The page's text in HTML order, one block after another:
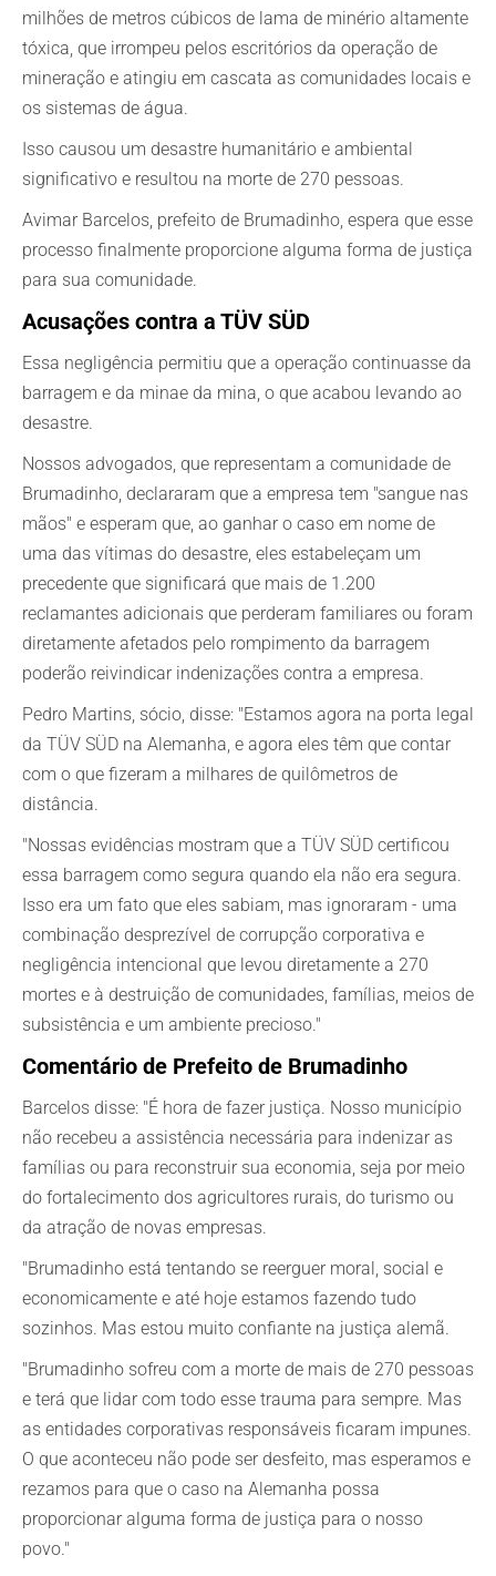
milhões de metros cúbicos de lama de minério altamente
tóxica, que irrompeu pelos escritórios da operação de
mineração e atingiu em cascata as comunidades locais e
os sistemas de água.
Isso causou um desastre humanitário e ambiental
significativo e resultou na morte de 270 pessoas.
Avimar Barcelos, prefeito de Brumadinho, espera que esse
processo finalmente proporcione alguma forma de justiça
para sua comunidade.
Acusações contra a TÜV SÜD
Essa negligência permitiu que a operação continuasse da
barragem e da minae da mina, o que acabou levando ao
desastre.
Nossos advogados, que representam a comunidade de
Brumadinho, declararam que a empresa tem "sangue nas
mãos" e esperam que, ao ganhar o caso em nome de
uma das vítimas do desastre, eles estabeleçam um
precedente que significará que mais de 1.200
reclamantes adicionais que perderam familiares ou foram
diretamente afetados pelo rompimento da barragem
poderão reivindicar indenizações contra a empresa.
Pedro Martins, sócio, disse: "Estamos agora na porta legal
da TÜV SÜD na Alemanha, e agora eles têm que contar
com o que fizeram a milhares de quilômetros de
distância.
"Nossas evidências mostram que a TÜV SÜD certificou
essa barragem como segura quando ela não era segura.
Isso era um fato que eles sabiam, mas ignoraram - uma
combinação desprezível de corrupção corporativa e
negligência intencional que levou diretamente a 270
mortes e à destruição de comunidades, famílias, meios de
subsistência e um ambiente precioso."
Comentário de Prefeito de Brumadinho
Barcelos disse: "É hora de fazer justiça. Nosso município
não recebeu a assistência necessária para indenizar as
famílias ou para reconstruir sua economia, seja por meio
do fortalecimento dos agricultores rurais, do turismo ou
da atração de novas empresas.
"Brumadinho está tentando se reerguer moral, social e
economicamente e até hoje estamos fazendo tudo
sozinhos. Mas estou muito confiante na justiça alemã.
"Brumadinho sofreu com a morte de mais de 270 pessoas
e terá que lidar com todo esse trauma para sempre. Mas
as entidades corporativas responsáveis ficaram impunes.
O que aconteceu não pode ser desfeito, mas esperamos e
rezamos para que o caso na Alemanha possa
proporcionar alguma forma de justiça para o nosso
povo."